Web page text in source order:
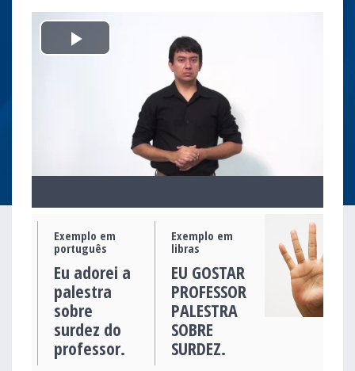
Play
Exemplo em
português
Eu adorei a
palestra
sobre
surdez do
professor.
Exemplo em
libras
EU GOSTAR
PROFESSOR
PALESTRA
SOBRE
SURDEZ.